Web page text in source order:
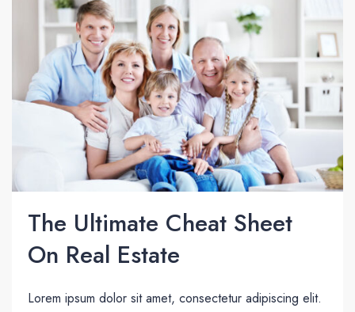
The Ultimate Cheat Sheet
On Real Estate
Lorem ipsum dolor sit amet, consectetur adipiscing elit.